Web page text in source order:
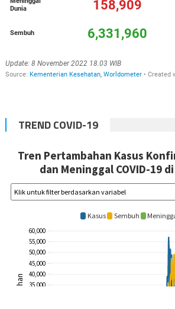
TREND COVID-19